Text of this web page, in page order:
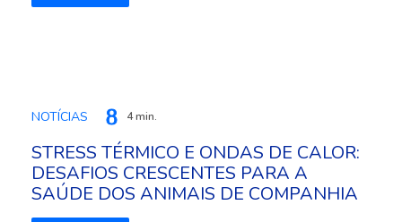
NOTÍCIAS 4 min.
STRESS TÉRMICO E ONDAS DE CALOR:
DESAFIOS CRESCENTES PARA A
SAÚDE DOS ANIMAIS DE COMPANHIA